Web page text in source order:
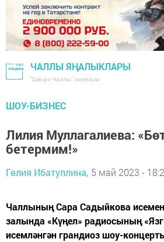
ЧАЛЛЫ ЯҢАЛЫКЛАРЫ
"Шәһри Чаллы" газетасы
ШОУ-БИЗНЕС
Лилия Муллагалиева:
бетермим!»
Гөлия Ибатуллина, 5 май 2023 -
Чаллының Сара Садыйкова
залында «Күңел» радиосының
исемләнгән грандиоз шоу-